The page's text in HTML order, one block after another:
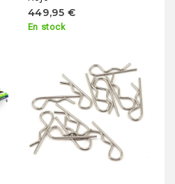
449,95 €
En stock